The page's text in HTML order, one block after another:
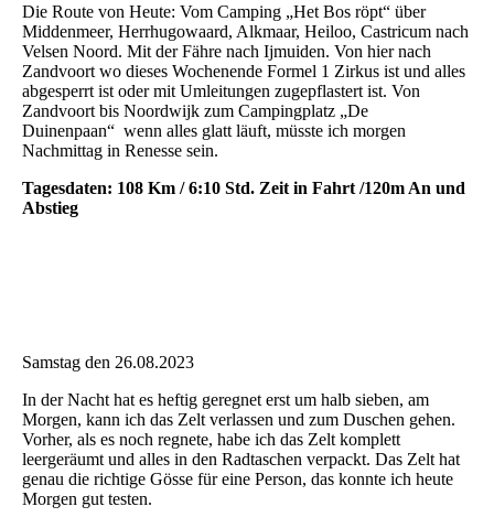
Die Route von Heute: Vom Camping „Het Bos röpt“ über
Middenmeer, Herrhugowaard, Alkmaar, Heiloo, Castricum nach
Velsen Noord. Mit der Fähre nach Ijmuiden. Von hier nach
Zandvoort wo dieses Wochenende Formel 1 Zirkus ist und alles
abgesperrt ist oder mit Umleitungen zugepflastert ist. Von
Zandvoort bis Noordwijk zum Campingplatz „De
Duinenpaan“ wenn alles glatt läuft, müsste ich morgen
Nachmittag in Renesse sein.
Tagesdaten: 108 Km / 6:10 Std. Zeit in Fahrt /120m An und
Abstieg
Samstag den 26.08.2023
In der Nacht hat es heftig geregnet erst um halb sieben, am
Morgen, kann ich das Zelt verlassen und zum Duschen gehen.
Vorher, als es noch regnete, habe ich das Zelt komplett
leergeräumt und alles in den Radtaschen verpackt. Das Zelt hat
genau die richtige Gösse für eine Person, das konnte ich heute
Morgen gut testen.